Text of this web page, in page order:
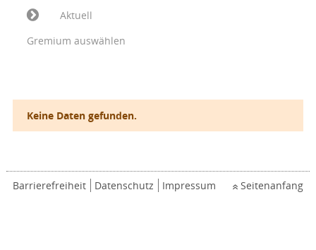
Aktuell
Gremium auswählen
Keine Daten gefunden.
Barrierefreiheit Datenschutz Impressum Seitenanfang